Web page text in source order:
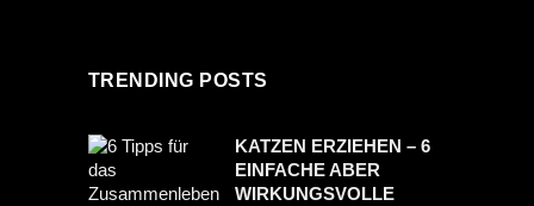
TRENDING POSTS
KATZEN ERZIEHEN – 6
EINFACHE ABER
WIRKUNGSVOLLE